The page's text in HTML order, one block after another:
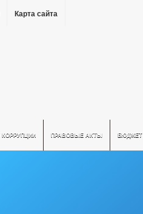
Карта сайта
ПРАВОВЫЕ АКТЫ БЮДЖЕТ